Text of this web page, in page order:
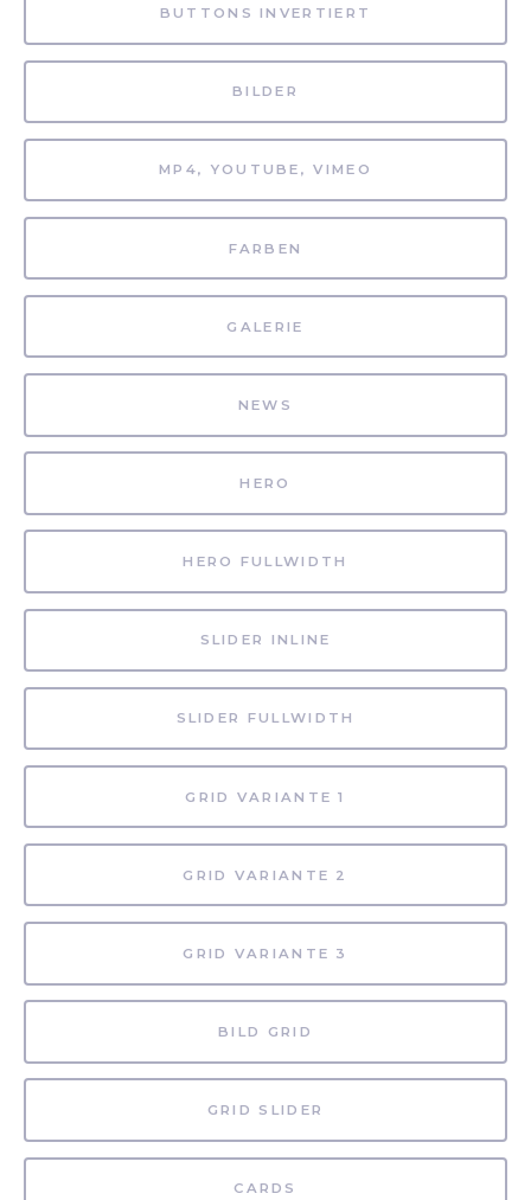
BUTTONS INVERTIERT
BILDER
MP4, YOUTUBE, VIMEO
FARBEN
GALERIE
NEWS
HERO
HERO FULLWIDTH
SLIDER INLINE
SLIDER FULLWIDTH
GRID VARIANTE 1
GRID VARIANTE 2
GRID VARIANTE 3
BILD GRID
GRID SLIDER
CARDS